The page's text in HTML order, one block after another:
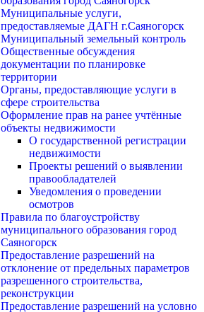
Муниципальные услуги,
предоставляемые ДАГН г.Саяногорск
Муниципальный земельный контроль
Общественные обсуждения
документации по планировке
территории
Органы, предоставляющие услуги в
сфере строительства
Оформление прав на ранее учтённые
объекты недвижимости
О государственной регистрации
недвижимости
Проекты решений о выявлении
правообладателей
Уведомления о проведении
осмотров
Правила по благоустройству
муниципального образования город
Саяногорск
Предоставление разрешений на
отклонение от предельных параметров
разрешенного строительства,
реконструкции
Предоставление разрешений на условно